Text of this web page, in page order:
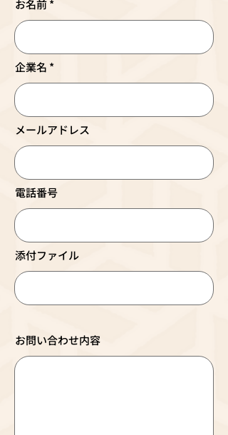
お名前
企業名
メールアドレス
電話番号
添付ファイル
お問い合わせ内容